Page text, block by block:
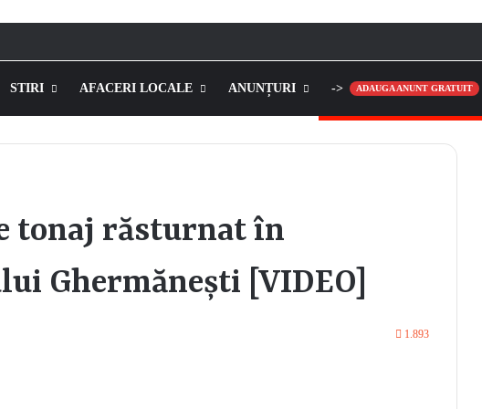
STIRI AFACERI LOCALE ANUNȚURI -> ADAUGA ANUNT GRATUIT
tonaj răsturnat în
Ghermănești [VIDEO]
1.893